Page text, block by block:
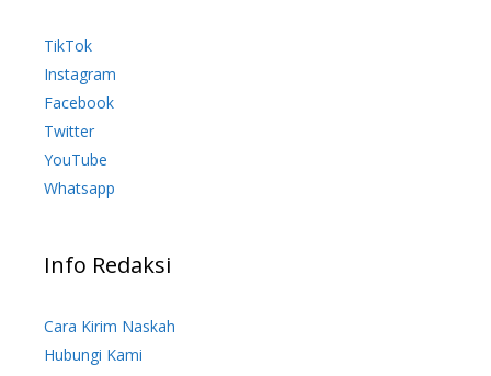
TikTok
Instagram
Facebook
Twitter
YouTube
Whatsapp
Info Redaksi
Cara Kirim Naskah
Hubungi Kami